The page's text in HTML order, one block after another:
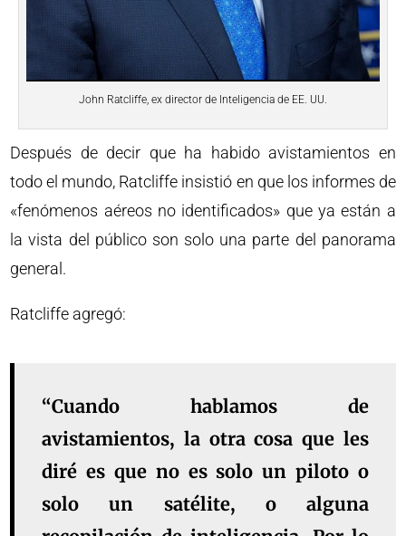
John Ratcliffe, ex director de Inteligencia de EE. UU.
Después de decir que ha habido avistamientos en
todo el mundo, Ratcliffe insistió en que los informes de
«fenómenos aéreos no identificados» que ya están a
la vista del público son solo una parte del panorama
general.
Ratcliffe agregó:
“Cuando hablamos de
avistamientos, la otra cosa que les
diré es que no es solo un piloto o
solo un satélite, o alguna